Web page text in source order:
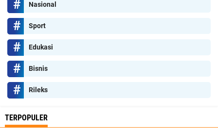
Nasional
Sport
Edukasi
Bisnis
Rileks
TERPOPULER